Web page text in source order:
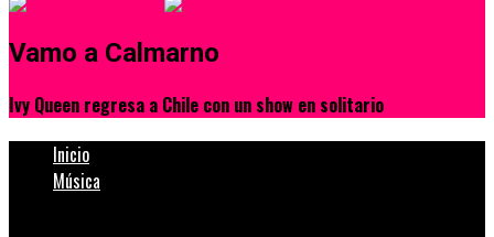
Vamo a Calmarno
Ivy Queen regresa a Chile con un show en solitario
Inicio
Música